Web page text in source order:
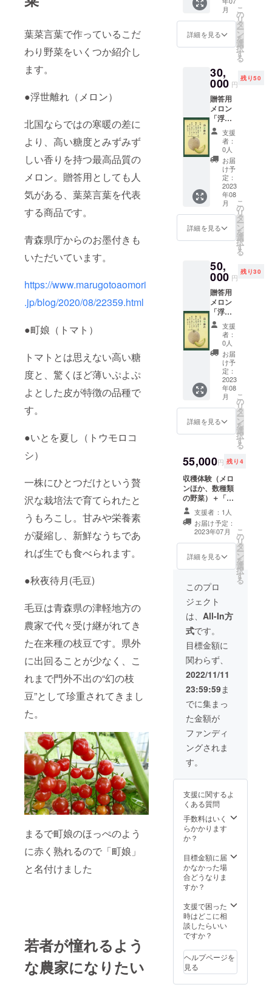
葉菜言葉で作っているこだ
わり野菜をいくつか紹介し
ます。
●浮世離れ（メロン）
北国ならではの寒暖の差に
より、高い糖度とみずみず
しい香りを持つ最高品質の
メロン。贈答用としても人
気がある、葉菜言葉を代表
する商品です。
青森県庁からのお墨付きも
いただいています。
https://www.marugotoaomori
.jp/blog/2020/08/22359.html
●町娘（トマト）
トマトとは思えない高い糖
度と、驚くほど薄いぷよぷ
よとした皮が特徴の品種で
す。
●いとを夏し（トウモロコ
シ）
一株にひとつだけという贅
沢な栽培法で育てられたと
うもろこし。甘みや栄養素
が凝縮し、新鮮なうちであ
れば生でも食べられます。
●秋夜待月(毛豆)
毛豆は青森県の津軽地方の
農家で代々受け継がれてき
た在来種の枝豆です。県外
に出回ることが少なく、こ
れまで門外不出の“幻の枝
豆”として珍重されてきまし
た。
まるで町娘のほっぺのよう
に赤く熟れるので「町娘」
と名付けました
若者が憧れるよう
な農家になりたい
重量：
１本
300g前
後 保
存方
法：冷
費期
限：2
日 産
地：青
森県つ
がる市
※お礼の
手紙を
同封し
てお送
りしま
月
詳細を見る
こ
の
リ
タ
ー
ン
を
選
択
す
る
30,
000 円
残り50
贈答用
メロン
「浮世
離
れ」 2
玉 サイ
ズ：L
重量：
1.8㎏前
後 保
存方
法：常
温 賞
味期
限：1週
間 産
森県つ
がる市
※お礼の
手紙を
同封し
てお送
りしま
支援
者：
0人
お届
け予
定：
2023
年08
月
詳細を見る
こ
の
リ
タ
ー
ン
を
選
択
す
る
50,
000 円
残り30
贈答用
メロン
「浮世
離
れ」 5
玉 サイ
ズ：L
重量：
1.8㎏前
後 保
存方
法：常
温 賞
味期
限：1週
間 産
森県つ
がる市
※お礼の
手紙を
同封し
りしま
す
支援
者：
0人
お届
け予
定：
2023
年08
月
詳細を見る
こ
の
リ
タ
ー
ン
を
選
択
す
る
55,000円 残り4
収穫体験（メロ
ンほか、数種類
の野菜）＋「浮
世離れ」2玉 ※時
期は2023年7月
中旬～8月中旬。
時間は応相談 場
所：青森県つが
る市木造吹原
は自己負担に
て。JR五所川原
駅からの送迎あ
り。限定5グルー
プ（１グループ
１～４人まで）
支援者：1人
お届け予定：
2023年07月
詳細を見る
こ
の
リ
タ
ー
ン
を
選
択
す
る
このプロ
ジェクト
は、 All-In方
式です。
目標金額に
関わらず、
2022/11/11
23:59:59ま
でに集まっ
た金額が
ファンディ
ングされま
す。
支援に関するよ
くある質問
手数料はいく
らかかります
か？
目標金額に届
かなかった場
合どうなりま
すか？
支援で困った
時はどこに相
談したらいい
ですか？
ヘルプページを
見る